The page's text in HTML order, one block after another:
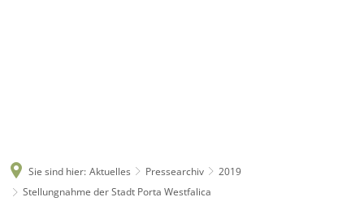
Sie sind hier: Aktuelles Pressearchiv
2019
Stellungnahme der Stadt Porta Westfalica